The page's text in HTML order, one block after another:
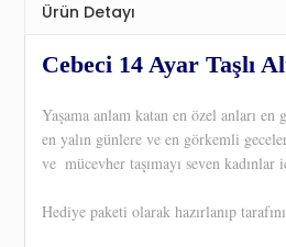
Ürün Detayı
Cebeci 14 Ayar Taşlı
Yaşama anlam katan en özel anları
en yalın günlere ve en görkemli
ve mücevher taşımayı seven
Hediye paketi olarak hazırlanıp